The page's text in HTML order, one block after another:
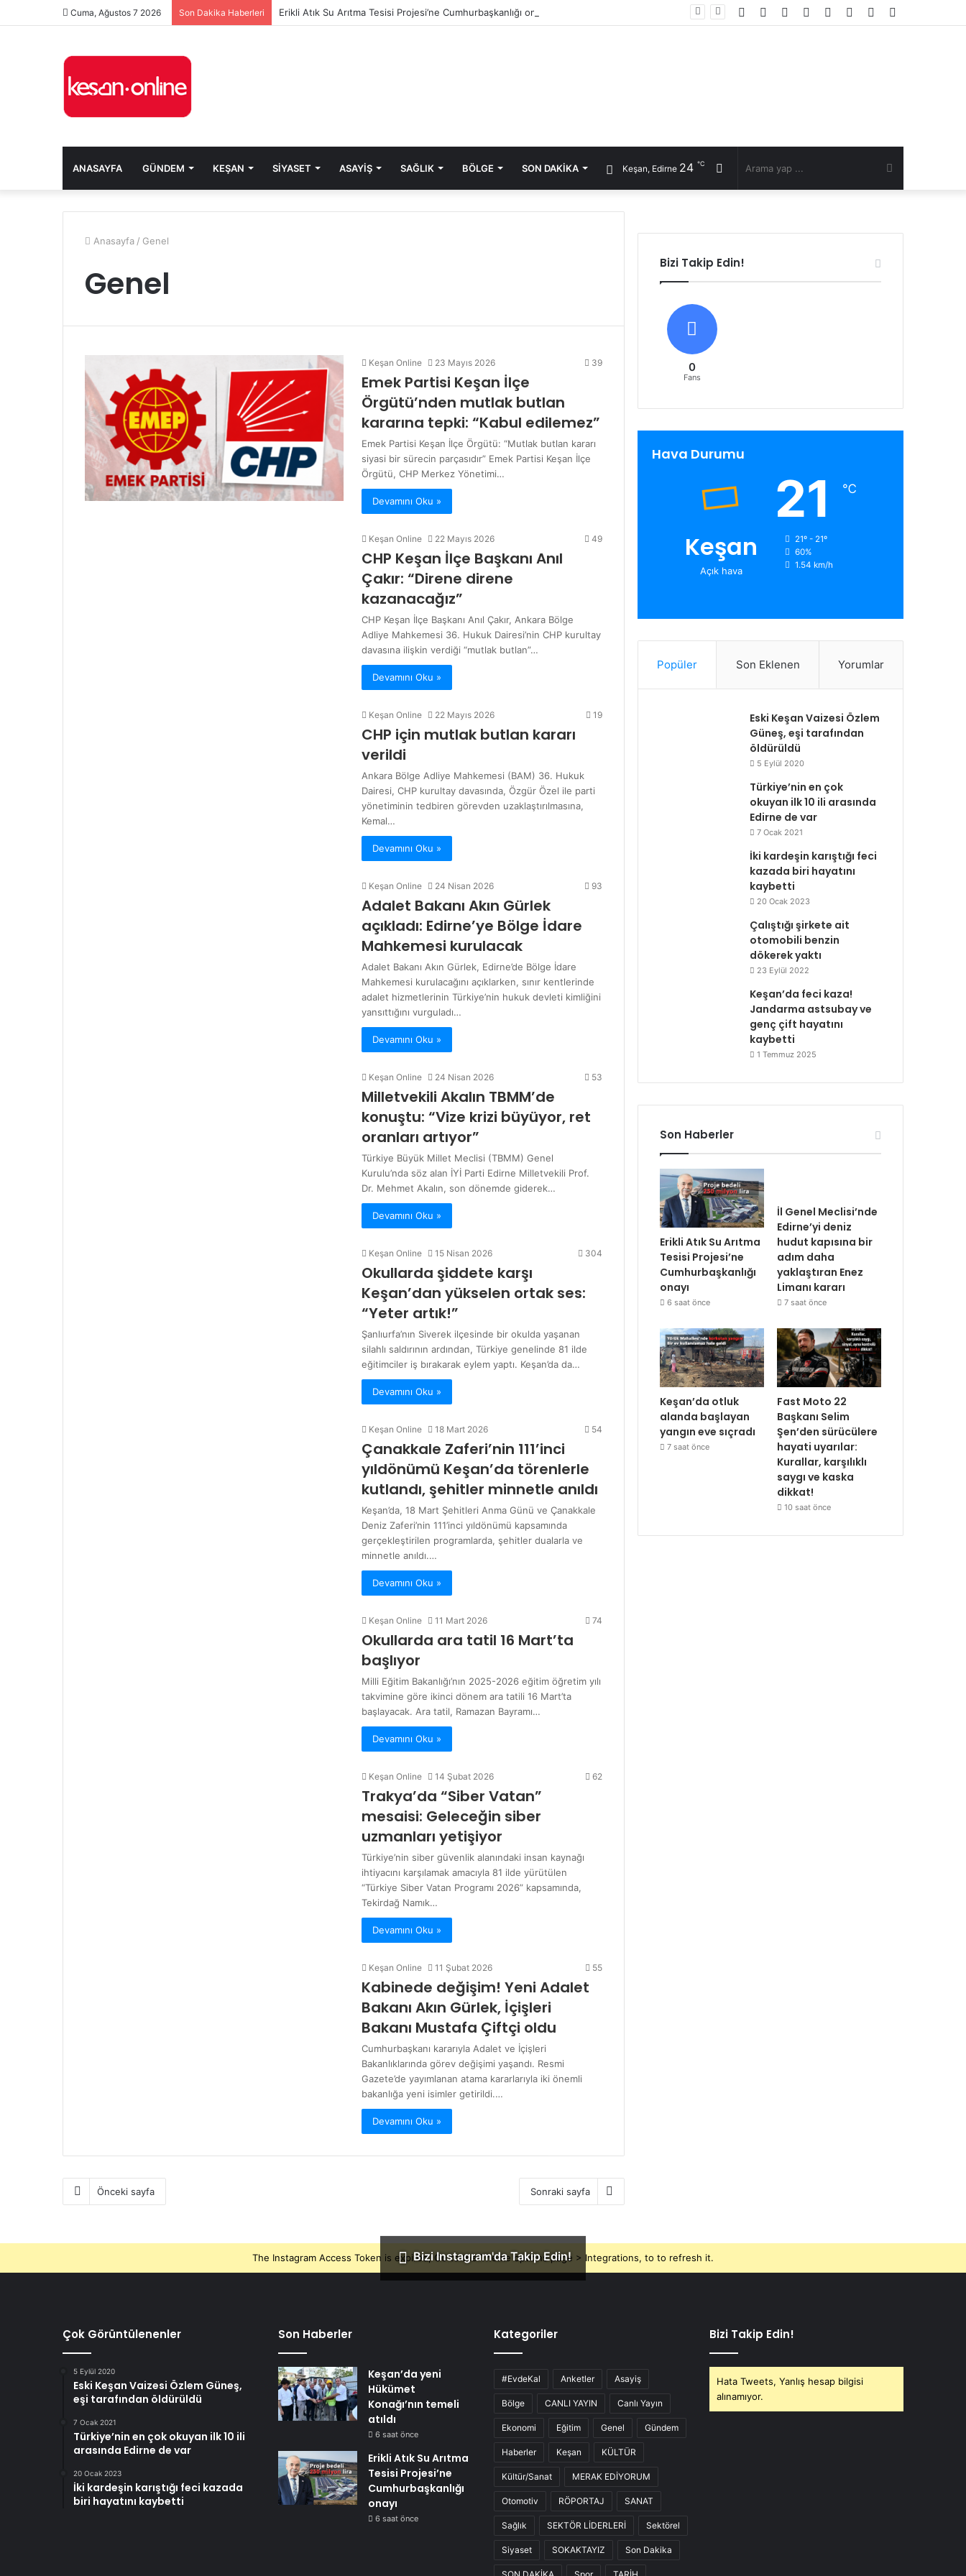
Cuma, Ağustos 7 2026 Son Dakika Haberleri Erikli Atık Su Arıtma Tesisi Projesi’ne Cumhurbaşkanlığı onayı
Rastgele
Kayıt
RSS
Instagram
YouTube
Twitter
Facebook
ANASAYFA GÜNDEM KEŞAN SIYASET ASAYIŞ SAĞLIK BÖLGE SON DAKIKA Rastgele
Keşan, Edirne 24 ℃
Anasayfa / Genel
Genel
Keşan Online 23 Mayıs 2026 39
Emek Partisi Keşan İlçe
Örgütü’nden mutlak butlan
kararına tepki: “Kabul edilemez”
Emek Partisi Keşan İlçe Örgütü: “Mutlak butlan kararı
siyasi bir sürecin parçasıdır” Emek Partisi Keşan İlçe
Örgütü, CHP Merkez Yönetimi…
Devamını Oku »
Keşan Online 22 Mayıs 2026 49
CHP Keşan İlçe Başkanı Anıl
Çakır: “Direne direne
kazanacağız”
CHP Keşan İlçe Başkanı Anıl Çakır, Ankara Bölge
Adliye Mahkemesi 36. Hukuk Dairesi’nin CHP kurultay
davasına ilişkin verdiği “mutlak butlan”…
Devamını Oku »
Keşan Online 22 Mayıs 2026 19
CHP için mutlak butlan kararı
verildi
Ankara Bölge Adliye Mahkemesi (BAM) 36. Hukuk
Dairesi, CHP kurultay davasında, Özgür Özel ile parti
yönetiminin tedbiren görevden uzaklaştırılmasına,
Kemal…
Devamını Oku »
Keşan Online 24 Nisan 2026 93
Adalet Bakanı Akın Gürlek
açıkladı: Edirne’ye Bölge İdare
Mahkemesi kurulacak
Adalet Bakanı Akın Gürlek, Edirne’de Bölge İdare
Mahkemesi kurulacağını açıklarken, sınır kentlerinde
adalet hizmetlerinin Türkiye’nin hukuk devleti kimliğini
yansıttığını vurguladı…
Devamını Oku »
Keşan Online 24 Nisan 2026 53
Milletvekili Akalın TBMM’de
konuştu: “Vize krizi büyüyor, ret
oranları artıyor”
Türkiye Büyük Millet Meclisi (TBMM) Genel
Kurulu’nda söz alan İYİ Parti Edirne Milletvekili Prof.
Dr. Mehmet Akalın, son dönemde giderek…
Devamını Oku »
Keşan Online 15 Nisan 2026 304
Okullarda şiddete karşı
Keşan’dan yükselen ortak ses:
“Yeter artık!”
Şanlıurfa’nın Siverek ilçesinde bir okulda yaşanan
silahlı saldırının ardından, Türkiye genelinde 81 ilde
eğitimciler iş bırakarak eylem yaptı. Keşan’da da…
Devamını Oku »
Keşan Online 18 Mart 2026 54
Çanakkale Zaferi’nin 111’inci
yıldönümü Keşan’da törenlerle
kutlandı, şehitler minnetle anıldı
Keşan’da, 18 Mart Şehitleri Anma Günü ve Çanakkale
Deniz Zaferi’nin 111’inci yıldönümü kapsamında
gerçekleştirilen programlarda, şehitler dualarla ve
minnetle anıldı.…
Devamını Oku »
Keşan Online 11 Mart 2026 74
Okullarda ara tatil 16 Mart’ta
başlıyor
Milli Eğitim Bakanlığı’nın 2025-2026 eğitim öğretim yılı
takvimine göre ikinci dönem ara tatili 16 Mart’ta
başlayacak. Ara tatil, Ramazan Bayramı…
Devamını Oku »
Keşan Online 14 Şubat 2026 62
Trakya’da “Siber Vatan”
mesaisi: Geleceğin siber
uzmanları yetişiyor
Türkiye’nin siber güvenlik alanındaki insan kaynağı
ihtiyacını karşılamak amacıyla 81 ilde yürütülen
“Türkiye Siber Vatan Programı 2026” kapsamında,
Tekirdağ Namık…
Devamını Oku »
Keşan Online 11 Şubat 2026 55
Kabinede değişim! Yeni Adalet
Bakanı Akın Gürlek, İçişleri
Bakanı Mustafa Çiftçi oldu
Cumhurbaşkanı kararıyla Adalet ve İçişleri
Bakanlıklarında görev değişimi yaşandı. Resmi
Gazete’de yayımlanan atama kararlarıyla iki önemli
bakanlığa yeni isimler getirildi.…
Devamını Oku »
Önceki sayfa Sonraki sayfa
Bizi Takip Edin!
0
Fans
Hava Durumu
Keşan
Açık hava
21 ℃
21º - 21º
60%
1.54 km/h
Popüler Son Eklenen Yorumlar
Eski Keşan Vaizesi Özlem
Güneş, eşi tarafından
öldürüldü
5 Eylül 2020
Türkiye’nin en çok
okuyan ilk 10 ili arasında
Edirne de var
7 Ocak 2021
İki kardeşin karıştığı feci
kazada biri hayatını
kaybetti
20 Ocak 2023
Çalıştığı şirkete ait
otomobili benzin
dökerek yaktı
23 Eylül 2022
Keşan’da feci kaza!
Jandarma astsubay ve
genç çift hayatını
kaybetti
1 Temmuz 2025
Son Haberler
Erikli Atık Su Arıtma
Tesisi Projesi’ne
Cumhurbaşkanlığı
onayı
6 saat önce
İl Genel Meclisi’nde
Edirne’yi deniz
hudut kapısına bir
adım daha
yaklaştıran Enez
Limanı kararı
7 saat önce
Keşan’da otluk
alanda başlayan
yangın eve sıçradı
7 saat önce
Fast Moto 22
Başkanı Selim
Şen’den sürücülere
hayati uyarılar:
Kurallar, karşılıklı
saygı ve kaska
dikkat!
10 saat önce
Bizi Instagram'da Takip Edin!
The Instagram Access Token is expired, Go to the Theme options page > Integrations, to to refresh it.
Çok Görüntülenenler
5 Eylül 2020
Eski Keşan Vaizesi Özlem Güneş,
eşi tarafından öldürüldü
7 Ocak 2021
Türkiye’nin en çok okuyan ilk 10 ili
arasında Edirne de var
20 Ocak 2023
İki kardeşin karıştığı feci kazada
biri hayatını kaybetti
Son Haberler
Keşan’da yeni
Hükümet
Konağı’nın temeli
atıldı
6 saat önce
Erikli Atık Su Arıtma
Tesisi Projesi’ne
Cumhurbaşkanlığı
onayı
6 saat önce
Kategoriler
#EvdeKal Anketler Asayiş
Bölge CANLI YAYIN Canlı Yayın
Ekonomi Eğitim Genel Gündem
Haberler Keşan KÜLTÜR
Kültür/Sanat MERAK EDİYORUM
Otomotiv RÖPORTAJ SANAT
Sağlık SEKTÖR LİDERLERİ Sektörel
Siyaset SOKAKTAYIZ Son Dakika
Bizi Takip Edin!
Hata Tweets, Yanlış hesap bilgisi
alınamıyor.